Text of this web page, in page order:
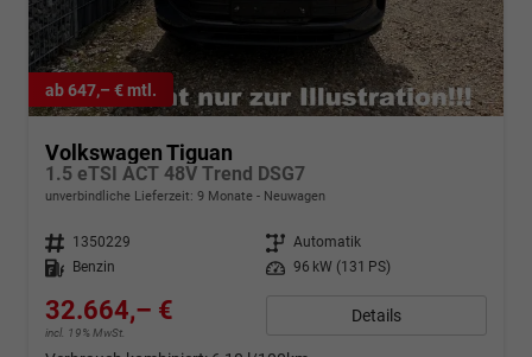
ab 647,– € mtl.
Volkswagen Tiguan
1.5 eTSI ACT 48V Trend DSG7
unverbindliche Lieferzeit: 9 Monate Neuwagen
Fahrzeugnr. 1350229 Getriebe Automatik
Kraftstoff
Benzin Leistung 96 kW (131 PS)
32.664,– €
incl. 19% MwSt.
Details